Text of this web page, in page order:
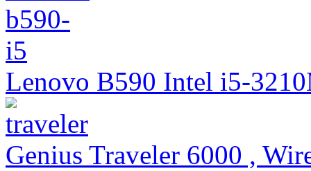
Lenovo B590 Intel i5-
Genius Traveler 6000 ,